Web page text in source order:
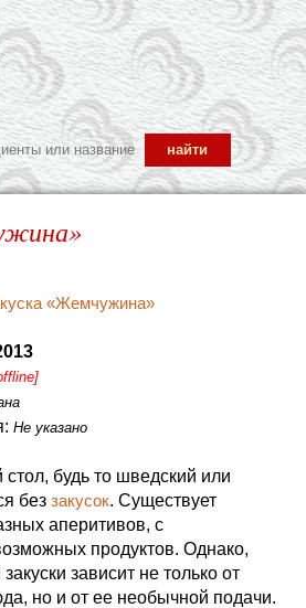
Не указано
будь то шведский или
без закусок. Существует
аперитивов, с
продуктов. Однако,
зависит не только от
но и от ее необычной подачи.